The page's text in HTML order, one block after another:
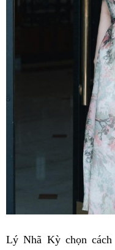
Lý Nhã Kỳ chọn